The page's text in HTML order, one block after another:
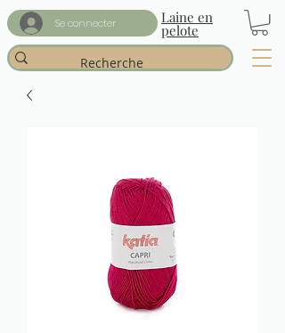
Se connecter Laine en
pelote